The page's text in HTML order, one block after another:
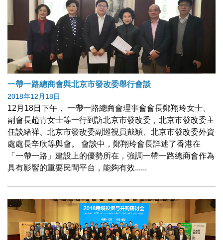
一帶一路總商會與北京市發改委舉行會談
2018年12月18日
12月18日下午， 一帶一路總商會理事會會長鄭翔玲女士、
副會長趙青女士等一行到訪北京市發改委，北京市發改委主
任談緒祥、北京市發改委副巡視員戴穎、北京市發改委外資
處處長辛欣等與會。 會談中，鄭翔玲會長詳述了香港在
「一帶一路」建設上的優勢所在，強調一帶一路總商會作為
具有影響的重要民間平台，能夠有效......